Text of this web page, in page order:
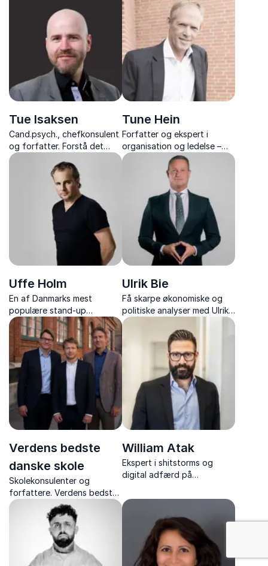
erhvervslivet med
inspiration fra sportens
og hvordan vi styrker den
gennem mental træning.
Tue Isaksen
Cand.psych., chefkonsulent
og forfatter. Forstå det
biologiske perspektiv på
stress, ledelse og
forandringer med Tue
Tune Hein
Forfatter og ekspert i
organisation og ledelse –
kendt for sine
tankevækkende foredrag
og stærke budskaber med
konkrete værktøjer til
forandring.
Uffe Holm
En af Danmarks mest
populære stand-up
komikere – med foredrag,
der kombinerer humor og
hverdagens vigtige
budskaber om service og
arbejdsglæde
Ulrik Bie
Få skarpe økonomiske og
politiske analyser med Ulrik
Bie – økonomisk redaktør på
Berlingske og tidl.
cheføkonom.
Verdens bedste
danske skole
Skolekonsulenter og
forfattere. Verdens bedste
danske skole leverer
praksisnære, involverende
foredrag med humor og
debat – direkte fra
skolernes virkelighed.
William Atak
Ekspert i shitstorms og
digital adfærd på
værktøjer til at beskytte
jeres omdømme og navigere
i digitale kriser.